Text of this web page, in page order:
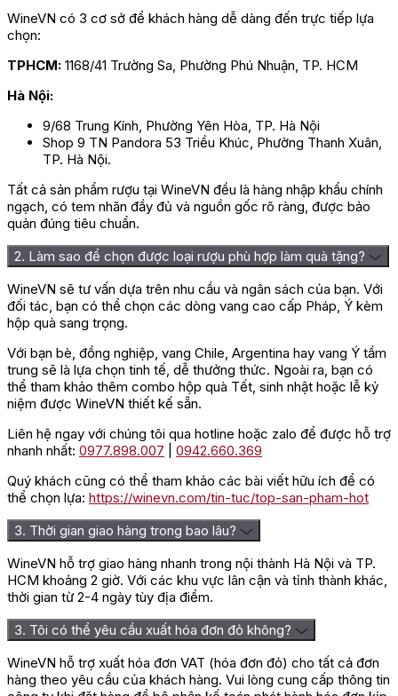
Vang Chateau Clos Moulin Pontet
Bordeaux
chúng với những món ăn sao cho phù hợp là điều vô cùng cần
thiết. Rượu Vang Chateau Clos Moulin Pontet Bordeaux sẽ luôn
phát huy tối đa hương vị khi được kết hợp với các món ăn lý
tưởng của rượu như thịt gia cầm, đặc biệt là ngan, ngỗng, thịt
gà, hải sản và bánh ngọt, nhất là socola. Bên cạnh đó, chai
vang này cũng thường được uống lạnh ở nhiệt độ lý tưởng 16-18
độ C, bạn đừng quên ướp lạnh rượu trong ngăn mát tủ lạnh 30
phút trước khi uống để chúng kịp thời ổn định hương vị và cấu
trúc của mình.
Chai vang này cũng rất hay được góp mặt trong các bữa tiệc
sang trọng ấm cúng, lễ Tết hay đơn thuần là tại những buổi họp
mặt gia đình, bạn bè. Sự xuất hiện của rượu sẽ khiến cho không
khí bữa tiệc thêm phần đầm ấm và nhộn nhịp hơn rất nhiều.
Địa chỉ mua Vang Chateau Clos
Moulin Pontet Bordeaux chính hãng,
uy tín
Rượu Vang Chateau Clos Moulin Pontet Bordeaux chính hãng
có hương vị phong phú đậm đà cùng bao bì bên ngoài tinh tế,
sang trọng. Đây cũng được xem là chai vang đỏ ngon đáng
thử, xứng đáng có mặt trên các bàn tiệc hoặc dùng làm món
quà biếu tặng hoàn hảo cho doanh nghiệp, đối tác, bạn bè và
người thân. Mang tới cho họ cơ hội trải nghiệm một sản phẩm
vang độc đáo và cùng nhau trải qua những khoảnh khắc đáng
nhớ trong cuộc sống.
Để thưởng thức hương vị của chai vang này được trọn vẹn
nhất, bạn nên tìm mua chúng tại những cửa hàng lớn có uy tín
và được nhiều người tin tưởng.Wine VNđược biết đến là một
trong những địa chỉ phân phối rượu Vang uy tín bật nhất hiện
nay, cung cấp đa dạng các loạirượu vangcao cấp đến từ nhiều
quốc gia trên thế giới, bao gồm cả rượu Vang Chateau Clos
WineVN có 3 cơ sở để khách hàng dễ dàng đến trực tiếp lựa
chọn:
TPHCM: 1168/41 Trường Sa, Phường Phú Nhuận, TP. HCM
Hà Nội:
9/68 Trung Kính, Phường Yên Hòa, TP. Hà Nội
Shop 9 TN Pandora 53 Triều Khúc, Phường Thanh Xuân,
TP. Hà Nội.
Tất cả sản phẩm rượu tại WineVN đều là hàng nhập khẩu chính
ngạch, có tem nhãn đầy đủ và nguồn gốc rõ ràng, được bảo
quản đúng tiêu chuẩn.
2. Làm sao để chọn được loại rượu phù hợp làm quà tặng?
WineVN sẽ tư vấn dựa trên nhu cầu và ngân sách của bạn. Với
đối tác, bạn có thể chọn các dòng vang cao cấp Pháp, Ý kèm
hộp quà sang trọng.
Với bạn bè, đồng nghiệp, vang Chile, Argentina hay vang Ý tầm
trung sẽ là lựa chọn tinh tế, dễ thưởng thức. Ngoài ra, bạn có
thể tham khảo thêm combo hộp quà Tết, sinh nhật hoặc lễ kỷ
niệm được WineVN thiết kế sẵn.
Liên hệ ngay với chúng tôi qua hotline hoặc zalo để được hỗ trợ
nhanh nhất: 0977.898.007
0942.660.369
Quý khách cũng có thể tham khảo các bài viết hữu ích để có
thể chọn lựa: https://winevn.com/tin-tuc/top-san-pham-hot
3. Thời gian giao hàng trong bao lâu?
WineVN hỗ trợ giao hàng nhanh trong nội thành Hà Nội và TP.
HCM khoảng 2 giờ. Với các khu vực lân cận và tỉnh thành khác,
thời gian từ 2-4 ngày tùy địa điểm.
3. Tôi có thể yêu cầu xuất hóa đơn đỏ không?
WineVN hỗ trợ xuất hóa đơn VAT (hóa đơn đỏ) cho tất cả đơn
hàng theo yêu cầu của khách hàng. Vui lòng cung cấp thông tin